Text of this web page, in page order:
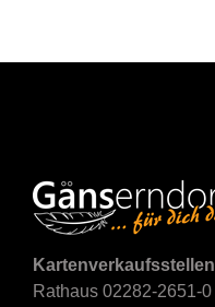
Kartenverkaufsstellen
Rathaus 02282-2651-0